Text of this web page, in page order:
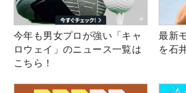
今年も男女プロが強い「キャ
ロウェイ」のニュース一覧は
こちら！
最新
を石